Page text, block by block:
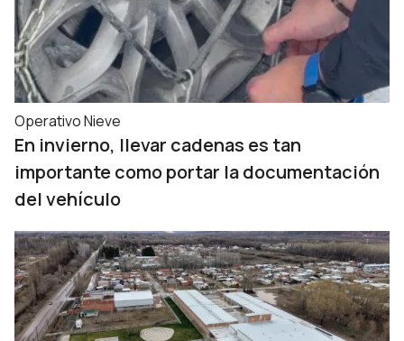
Operativo Nieve
En invierno, llevar cadenas es tan
importante como portar la documentación
del vehículo